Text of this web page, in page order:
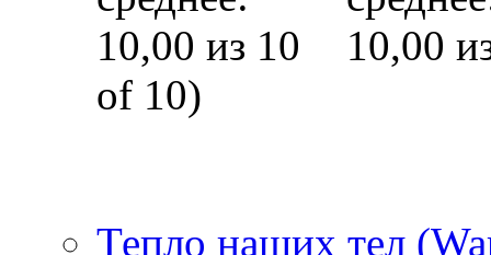
of 10)
Тепло наших тел